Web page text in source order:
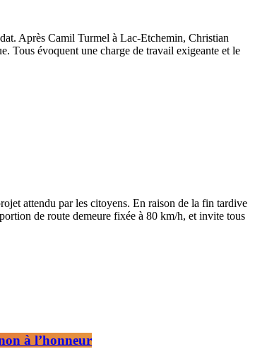
Après Camil Turmel à Lac-Etchemin, Christian
Tous évoquent une charge de travail exigeante et le
attendu par les citoyens. En raison de la fin tardive
de route demeure fixée à 80 km/h, et invite tous
à l’honneur